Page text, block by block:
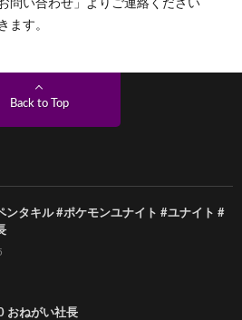
問い合わせ」よりご連絡ください
ます。
Back to Top
ンタキル #ポケモンユナイト #ユナイト #
ねがい社長